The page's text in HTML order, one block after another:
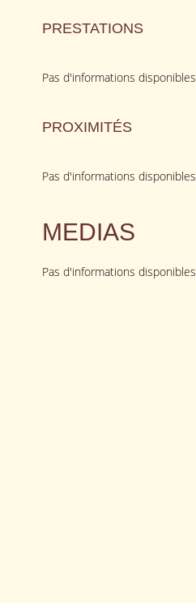
PRESTATIONS
Pas d'informations disponibles
PROXIMITÉS
Pas d'informations disponibles
MEDIAS
Pas d'informations disponibles